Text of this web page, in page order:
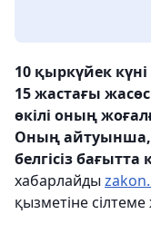
10 қыркүйек
15 жастағы
өкілі оның
Оның айтуынша,
белгісіз
хабарлайды
қызметіне